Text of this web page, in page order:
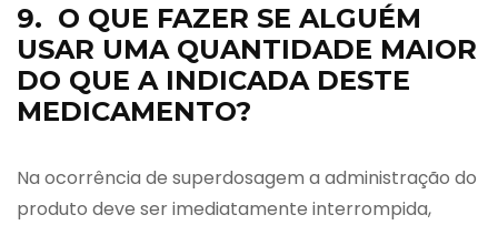
9. O QUE FAZER SE ALGUÉM
USAR UMA QUANTIDADE MAIOR
DO QUE A INDICADA DESTE
MEDICAMENTO?
Na ocorrência de superdosagem a administração do
produto deve ser imediatamente interrompida,